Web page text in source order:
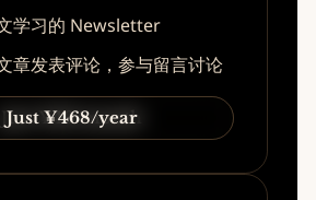
学习的 Newsletter
章发表评论，参与留言讨论
Just ¥49/month
Just ¥468/year